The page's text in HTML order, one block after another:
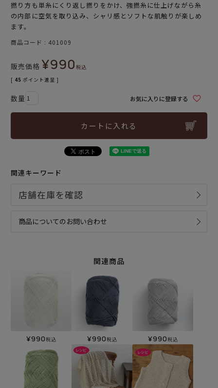
撚り方も単糸にくり返し撚りをかけ、強撚糸に仕上げながら糸
の内部に空気を取り込み、シャリ感とソフトな肌触りが楽しめ
ます。
商品コード 401009
販売価格 ¥990税込
[ 45 ポイント進呈 ]
お気に入りに登録する
カートに入れる
関連キーワード
商品についてのお問い合わせ
関連商品
¥990税込 ¥990税込 ¥990税込